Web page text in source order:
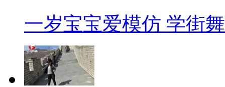
一岁宝宝爱模仿 学街